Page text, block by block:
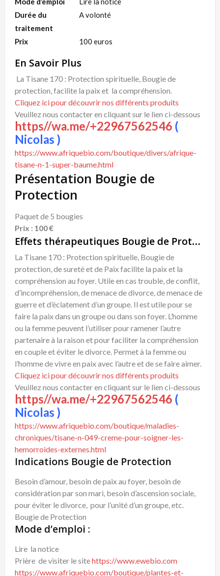
Durée du
traitement
A volonté
Prix 100 euros
En Savoir Plus
La Tisane 170 : Protection spirituelle, Bougie de
protection, facilite la paix et la compréhension.
Cliquez ici pour découvrir nos différents produits
Veuillez nous contacter en cliquant sur le lien ci-dessous
https//wa.me/+22967562546 (
Nicolas )
https://www.afriquebio.com/boutique/divers/afrique-
tisane-n-1-super-baume.html
Présentation Bougie de
Protection
Paquet de 5 bougies
Prix : 100 €
Effets thérapeutiques Bougie de Protection
La Tisane 170 : Protection spirituelle, Bougie de
protection, de sureté et de Paix facilite la paix et la
compréhension au foyer. Utile en cas trouble, de conflit,
d’incompréhension, de menace de divorce, de menace de
guerre et d’éclatement d’un groupe. Il est utile pour se
faire la paix dans un groupe ou dans son foyer. L’homme
ou la femme peuvent l’utiliser pour ramener l’autre
partenaire à la raison et pour faciliter la compréhension
en couple et éviter le divorce. Permet à la femme ou
l’homme de vivre en paix avec l’autre et de se faire aimer.
Cliquez ici pour découvrir nos différents produits
Veuillez nous contacter en cliquant sur le lien ci-dessous
https//wa.me/+22967562546 (
Nicolas )
https://www.afriquebio.com/boutique/maladies-
chroniques/tisane-n-049-creme-pour-soigner-les-
hemorroides-externes.html
Indications Bougie de Protection
Besoin d’amour, besoin de paix au foyer, besoin de
considération par son mari, besoin d’ascension sociale,
pour éviter le divorce, pour l’unité d’un groupe, etc.
Bougie de Protection
Mode d’emploi :
Lire la notice
Prière de visiter le sitehttps://www.ewebio.com
https://www.afriquebio.com/boutique/plantes-et-